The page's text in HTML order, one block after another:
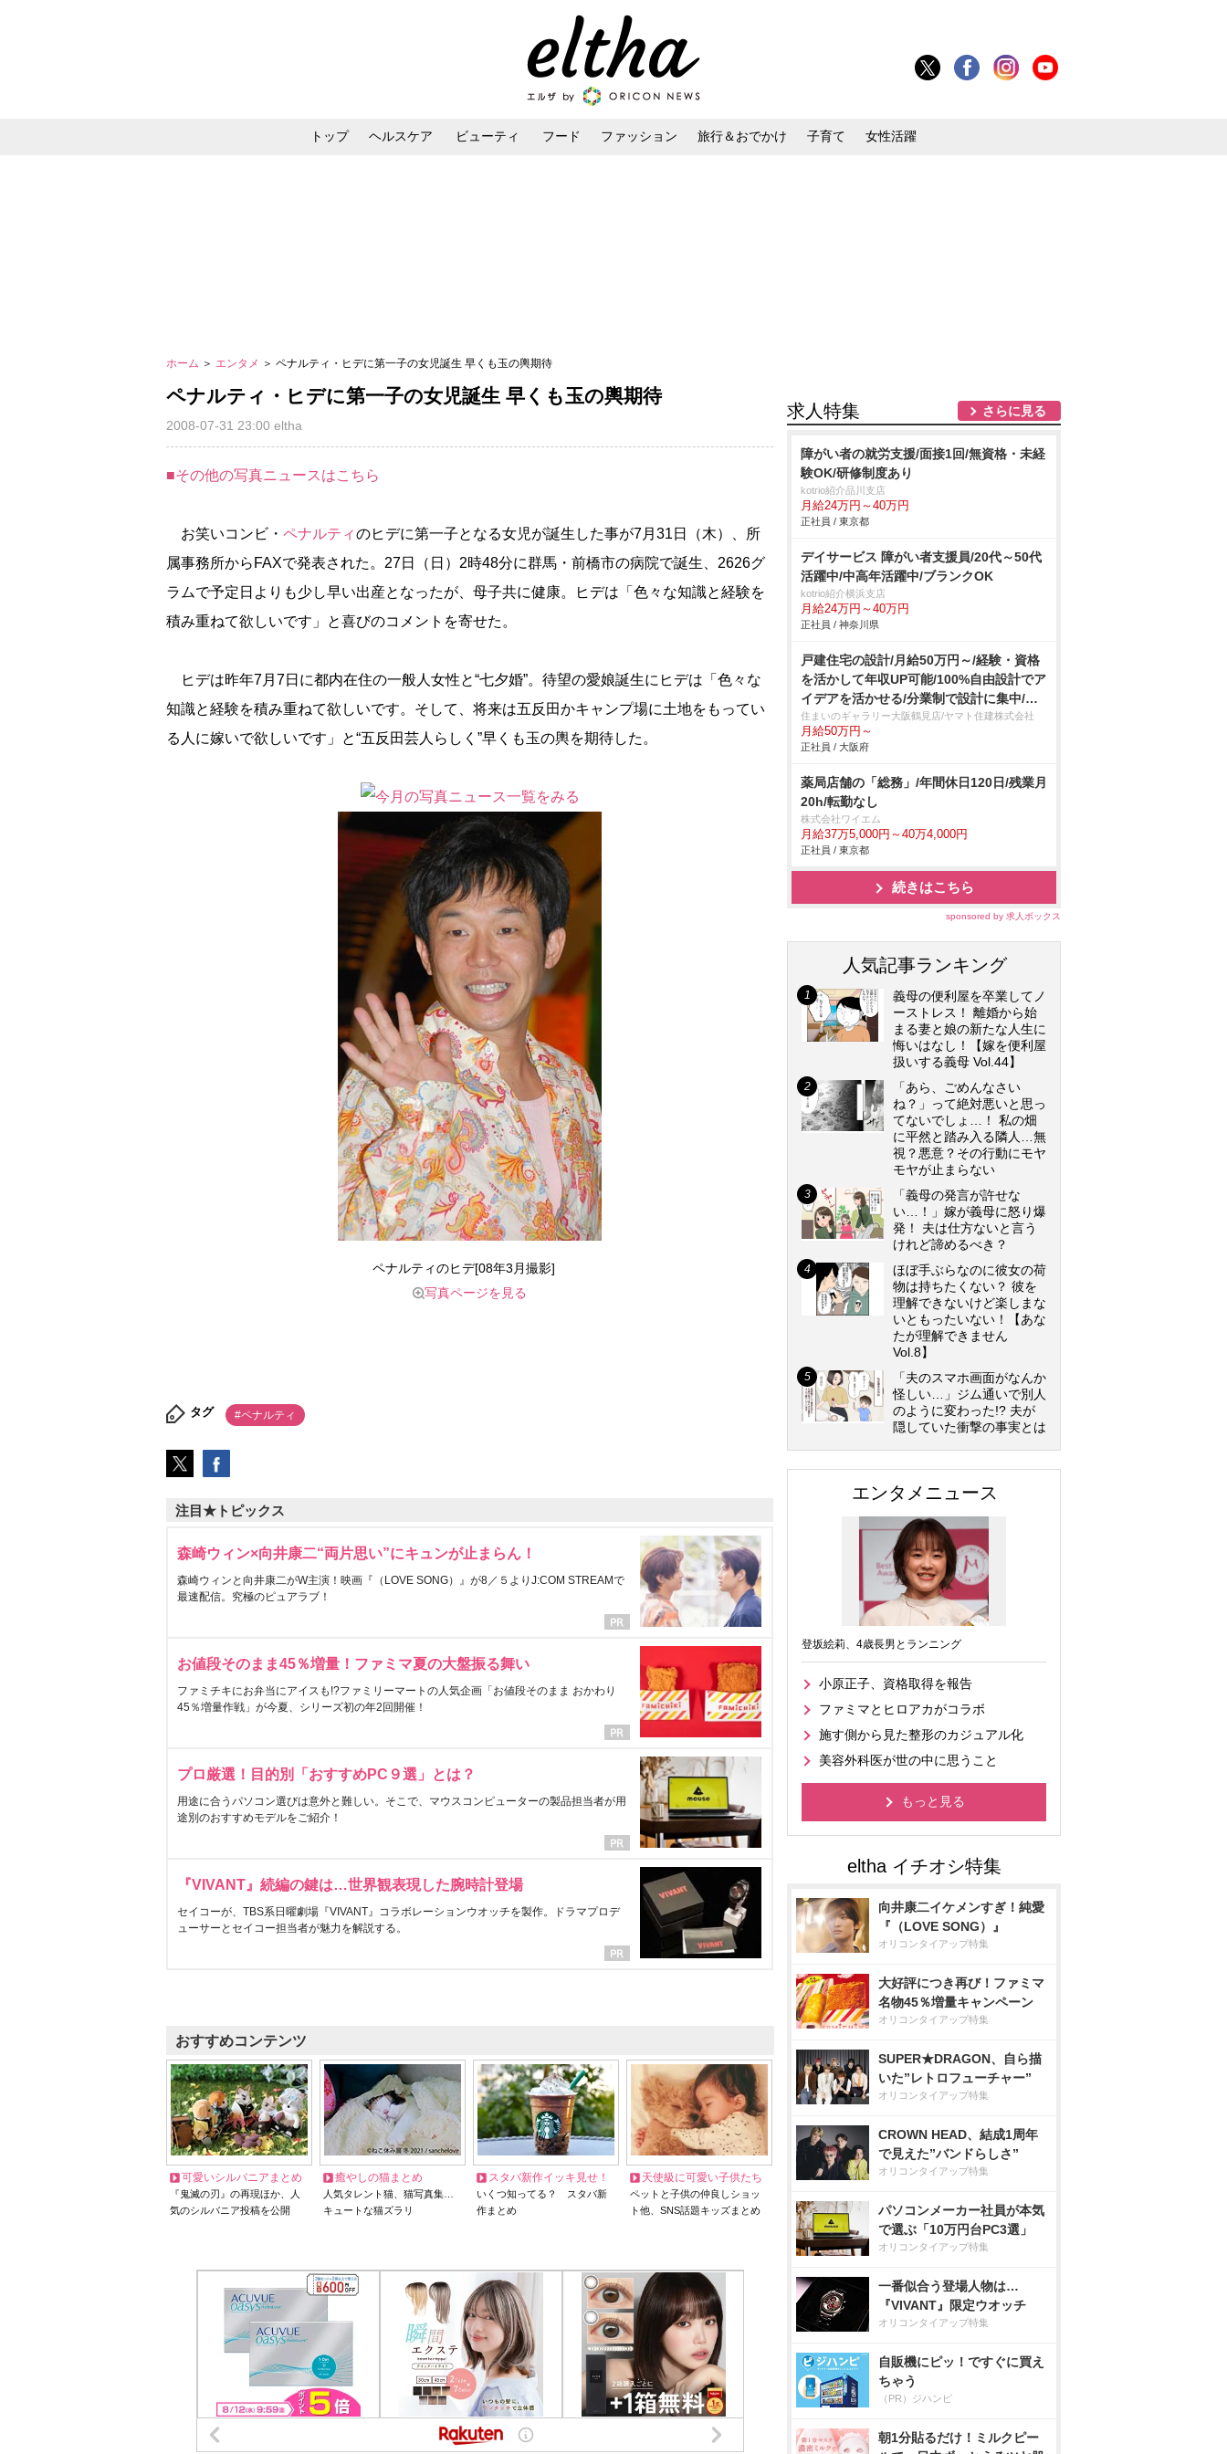
トップ ヘルスケア ビューティ フード ファッション 旅行＆おでかけ 子育て 女性活躍
ホーム ＞ エンタメ ＞ ペナルティ・ヒデに第一子の女児誕生 早くも玉の輿期待
ペナルティ・ヒデに第一子の女児誕生 早くも玉の輿期待
2008-07-31 23:00 eltha
■その他の写真ニュースはこちら
お笑いコンビ・ ペナルティのヒデに第一子となる女児が誕生した事が7月31日（木）、所
属事務所からFAXで発表された。27日（日）2時48分に群馬・前橋市の病院で誕生、2626グ
ラムで予定日よりも少し早い出産となったが、母子共に健康。ヒデは「色々な知識と経験を
積み重ねて欲しいです」と喜びのコメントを寄せた。
ヒデは昨年7月7日に都内在住の一般人女性と“七夕婚”。待望の愛娘誕生にヒデは「色々な
知識と経験を積み重ねて欲しいです。そして、将来は五反田かキャンプ場に土地をもってい
る人に嫁いで欲しいです」と“五反田芸人らしく”早くも玉の輿を期待した。
ペナルティのヒデ[08年3月撮影]
写真ページを見る
タグ #ペナルティ
注目★トピックス
森崎ウィン×向井康二“両片思い”にキュンが止まらん！
森崎ウィンと向井康二がW主演！映画『（LOVE SONG）』が8／５よりJ:COM STREAMで
最速配信。究極のピュアラブ！
お値段そのまま45％増量！ファミマ夏の大盤振る舞い
ファミチキにお弁当にアイスも!?ファミリーマートの人気企画「お値段そのまま おかわり
45％増量作戦」が今夏、シリーズ初の年2回開催！
プロ厳選！目的別「おすすめPC９選」とは？
用途に合うパソコン選びは意外と難しい。そこで、マウスコンピューターの製品担当者が用
途別のおすすめモデルをご紹介！
『VIVANT』続編の鍵は…世界観表現した腕時計登場
セイコーが、TBS系日曜劇場『VIVANT』コラボレーションウオッチを製作。ドラマプロデ
ューサーとセイコー担当者が魅力を解説する。
おすすめコンテンツ
可愛いシルバニアまとめ
『鬼滅の刃』の再現ほか、人
気のシルバニア投稿を公開
癒やしの猫まとめ
人気タレント猫、猫写真集…
キュートな猫ズラリ
スタバ新作イッキ見せ！
いくつ知ってる？ スタバ新
作まとめ
天使級に可愛い子供たち
ペットと子供の仲良しショッ
ト他、SNS話題キッズまとめ
求人特集 さらに見る
障がい者の就労支援/面接1回/無資格・未経
験OK/研修制度あり
kotrio紹介品川支店
月給24万円～40万円
正社員 / 東京都
デイサービス 障がい者支援員/20代～50代
活躍中/中高年活躍中/ブランクOK
kotrio紹介横浜支店
月給24万円～40万円
正社員 / 神奈川県
戸建住宅の設計/月給50万円～/経験・資格
を活かして年収UP可能/100%自由設計でア
イデアを活かせる/分業制で設計に集中/完
全週休2日制
住まいのギャラリー大阪鶴見店/ヤマト住建株式会社
月給50万円～
正社員 / 大阪府
薬局店舗の「総務」/年間休日120日/残業月
20h/転勤なし
株式会社ワイエム
月給37万5,000円～40万4,000円
正社員 / 東京都
続きはこちら
sponsored by 求人ボックス
人気記事ランキング
義母の便利屋を卒業してノ
ーストレス！ 離婚から始
まる妻と娘の新たな人生に
悔いはなし！【嫁を便利屋
扱いする義母 Vol.44】
「あら、ごめんなさい
ね？」って絶対悪いと思っ
てないでしょ…！ 私の畑
に平然と踏み入る隣人…無
視？悪意？その行動にモヤ
モヤが止まらない
「義母の発言が許せな
い…！」嫁が義母に怒り爆
発！ 夫は仕方ないと言う
けれど諦めるべき？
ほぼ手ぶらなのに彼女の荷
物は持ちたくない？ 彼を
理解できないけど楽しまな
いともったいない！【あな
たが理解できません
Vol.8】
「夫のスマホ画面がなんか
怪しい…」ジム通いで別人
のように変わった!? 夫が
隠していた衝撃の事実とは
エンタメニュース
登坂絵莉、4歳長男とランニング
小原正子、資格取得を報告
ファミマとヒロアカがコラボ
施す側から見た整形のカジュアル化
美容外科医が世の中に思うこと
もっと見る
向井康二イケメンすぎ！純愛
『（LOVE SONG）』
オリコンタイアップ特集
大好評につき再び！ファミマ
名物45％増量キャンペーン
オリコンタイアップ特集
SUPER★DRAGON、自ら描
いた”レトロフューチャー”
オリコンタイアップ特集
CROWN HEAD、結成1周年
で見えた”バンドらしさ”
オリコンタイアップ特集
パソコンメーカー社員が本気
で選ぶ「10万円台PC3選」
オリコンタイアップ特集
一番似合う登場人物は…
『VIVANT』限定ウオッチ
オリコンタイアップ特集
自販機にピッ！ですぐに買え
ちゃう
（PR）ジハンピ
朝1分貼るだけ！ミルクピー